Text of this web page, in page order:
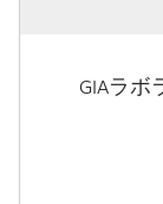
GIAラ